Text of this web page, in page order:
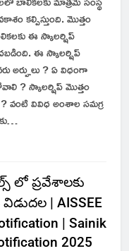
కల్పిస్తుంది. మొత్తం
ఈ స్కాలర్షిప్
ఈ స్కాలర్షిప్
అర్హులు ? ఏ విధంగా
? స్కాలర్షిప్ మొత్తం
? వంటి వివిధ అంశాల సమగ్ర
లో ప్రవేశాలకు
| AISSEE
| Sainik
2025